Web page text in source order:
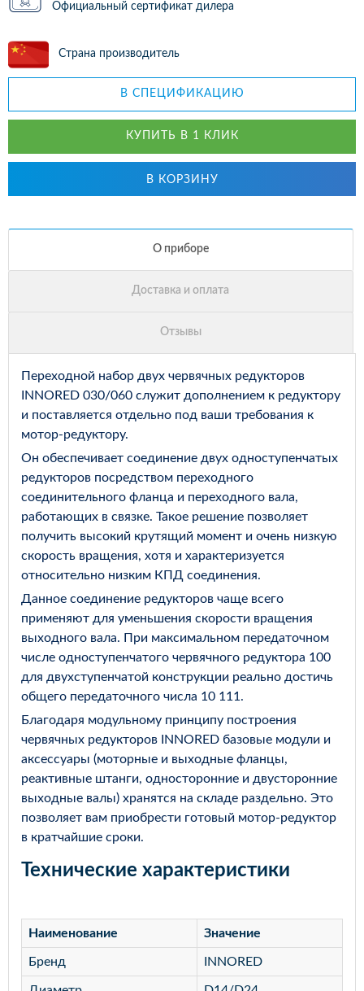
Официальный сертификат дилера
Страна производитель
В СПЕЦИФИКАЦИЮ
КУПИТЬ В 1 КЛИК
В КОРЗИНУ
Переходной набор двух червячных редукторов
INNORED 030/060 служит дополнением к редуктору
и поставляется отдельно под ваши требования к
мотор‑редуктору.
Он обеспечивает соединение двух одноступенчатых
редукторов посредством переходного
соединительного фланца и переходного вала,
работающих в связке. Такое решение позволяет
получить высокий крутящий момент и очень низкую
скорость вращения, хотя и характеризуется
относительно низким КПД соединения.
Данное соединение редукторов чаще всего
применяют для уменьшения скорости вращения
выходного вала. При максимальном передаточном
числе одноступенчатого червячного редуктора 100
для двухступенчатой конструкции реально достичь
общего передаточного числа 10 111.
Благодаря модульному принципу построения
червячных редукторов INNORED базовые модули и
аксессуары (моторные и выходные фланцы,
реактивные штанги, односторонние и двусторонние
выходные валы) хранятся на складе раздельно. Это
позволяет вам приобрести готовый мотор‑редуктор
в кратчайшие сроки.
Технические характеристики
Наименование Значение
Бренд INNORED